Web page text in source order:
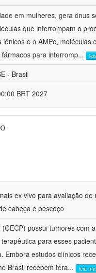
em mulheres, gera ônus
que interrompam o
e o AMPc, moléculas
para interromp...
- Brasil
BRT 2027
ex vivo para avaliação de
cabeça e pescoço
possui tumores com
para esses
estudos clínicos
Brasil recebem tera... leia